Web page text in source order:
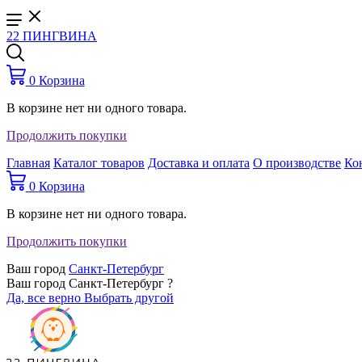
22 ПИНГВИНА
0 Корзина
В корзине нет ни одного товара.
Продолжить покупки
Главная Каталог товаров Доставка и оплата О производстве
0 Корзина
В корзине нет ни одного товара.
Продолжить покупки
Ваш город Санкт-Петербург
Ваш город Санкт-Петербург ?
Да, все верно Выбрать другой